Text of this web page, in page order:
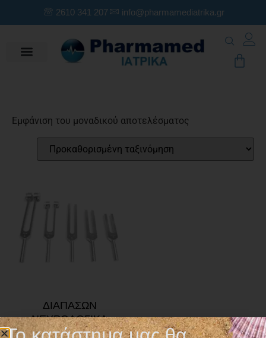
2610 341 207 info@pharmamediatrika.gr
Εμφάνιση του μοναδικού αποτελέσματος
ΔΙΑΠΑΣΩΝ
ΝΕΥΡΟΛΟΓΙΚΑ